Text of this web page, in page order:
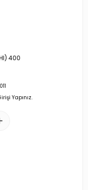
400
Yapınız.